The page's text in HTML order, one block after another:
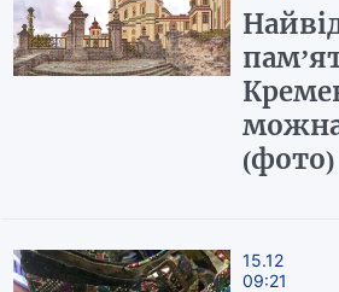
(фото)
15.12
09:21